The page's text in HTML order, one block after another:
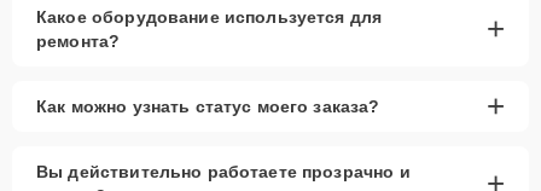
Какое оборудование используется для
ремонта?
+
Как можно узнать статус моего заказа? +
Вы действительно работаете прозрачно и
+